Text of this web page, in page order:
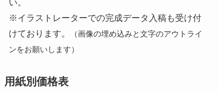
い。
※イラストレーターでの完成データ入稿も受け付
けております。
（画像の埋め込みと文字のアウトライ
ンをお願いします）
用紙別価格表